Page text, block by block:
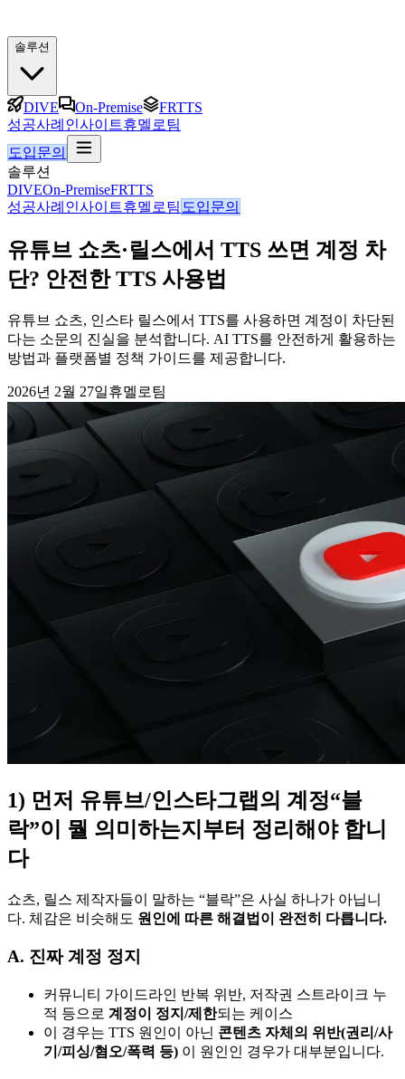
솔루션
DIVE On-Premise
FRTTS
성공사례 인사이트휴멜로팀
도입문의
솔루션
DIVEOn-PremiseFRTTS
성공사례 인사이트휴멜로팀 도입문의
유튜브 쇼츠·릴스에서 TTS 쓰면 계정 차
단? 안전한 TTS 사용법
유튜브 쇼츠, 인스타 릴스에서 TTS를 사용하면 계정이 차단된
다는 소문의 진실을 분석합니다. AI TTS를 안전하게 활용하는
방법과 플랫폼별 정책 가이드를 제공합니다.
2026년 2월 27일휴멜로팀
1) 먼저 유튜브/인스타그랩의 계정“블
락”이 뭘 의미하는지부터 정리해야 합니
다
쇼츠, 릴스 제작자들이 말하는 “블락”은 사실 하나가 아닙니
다. 체감은 비슷해도 원인에 따른 해결법이 완전히 다릅니다.
A. 진짜 계정 정지
커뮤니티 가이드라인 반복 위반, 저작권 스트라이크 누
적 등으로 계정이 정지/제한되는 케이스
이 경우는 TTS 원인이 아닌 콘텐츠 자체의 위반(권리/사
기/피싱/혐오/폭력 등) 이 원인인 경우가 대부분입니다.